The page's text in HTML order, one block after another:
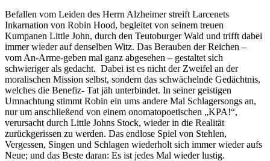
Befallen vom Leiden des Herrn Alzheimer streift Larcenets
Inkarnation von Robin Hood, begleitet von seinem treuen
Kumpanen Little John, durch den Teutoburger Wald und trifft dabei
immer wieder auf denselben Witz. Das Berauben der Reichen –
vom An-Arme-geben mal ganz abgesehen – gestaltet sich
schwieriger als gedacht. Dabei ist es nicht der Zweifel an der
moralischen Mission selbst, sondern das schwächelnde Gedächtnis,
welches die Benefiz- Tat jäh unterbindet. In seiner geistigen
Umnachtung stimmt Robin ein ums andere Mal Schlagersongs an,
nur um anschließend von einem onomatopoetischen „KPA!“,
verursacht durch Little Johns Stock, wieder in die Realität
zurückgerissen zu werden. Das endlose Spiel von Stehlen,
Vergessen, Singen und Schlagen wiederholt sich immer wieder aufs
Neue; und das Beste daran: Es ist jedes Mal wieder lustig.